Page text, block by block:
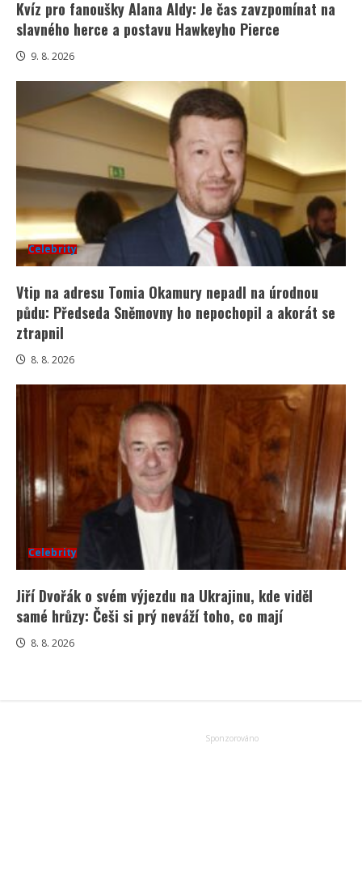
Kvíz pro fanoušky Alana Aldy: Je čas zavzpomínat na
slavného herce a postavu Hawkeyho Pierce
9. 8. 2026
Celebrity
Vtip na adresu Tomia Okamury nepadl na úrodnou
půdu: Předseda Sněmovny ho nepochopil a akorát se
ztrapnil
8. 8. 2026
Celebrity
Jiří Dvořák o svém výjezdu na Ukrajinu, kde viděl
samé hrůzy: Češi si prý neváží toho, co mají
8. 8. 2026